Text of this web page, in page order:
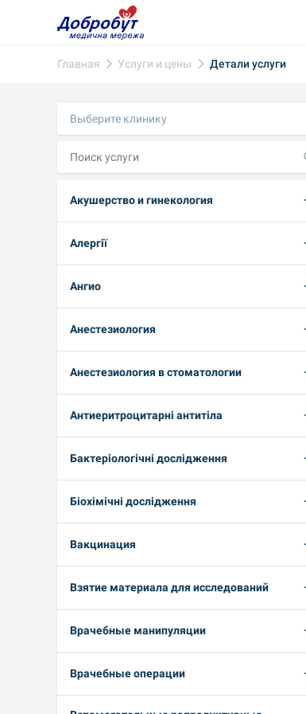
Главная Услуги и цены Детали услуги
Выберите клинику
Акушерство и гинекология
Алергії
Ангио
Анестезиология
Анестезиология в стоматологии
Антиеритроцитарні антитіла
Бактеріологічні дослідження
Біохімічні дослідження
Вакцинация
Взятие материала для исследований
Врачебные манипуляции
Врачебные операции